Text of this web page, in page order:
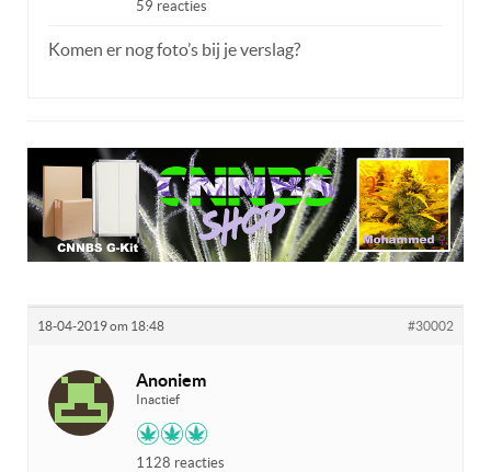
59 reacties
Komen er nog foto’s bij je verslag?
18-04-2019 om 18:48 #30002
Anoniem
Inactief
1128 reacties